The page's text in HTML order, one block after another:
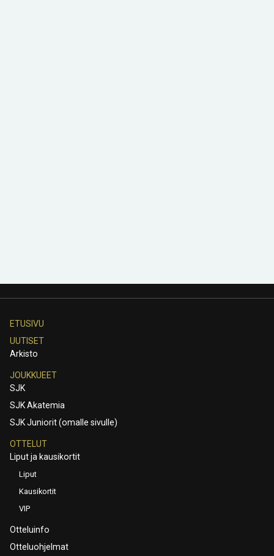
ETUSIVU
UUTISET
Arkisto
JOUKKUEET
SJK
SJK Akatemia
SJK Juniorit (omalle sivulle)
OTTELUT
Liput ja kausikortit
Liput
Kausikortit
VIP
Otteluinfo
Otteluohjelmat